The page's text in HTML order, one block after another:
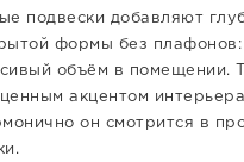
подвески добавляют
формы без плафонов:
объём в помещении.
акцентом
он смотрится в